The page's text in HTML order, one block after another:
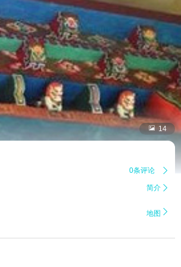
 14
0条评论 
简介 
地图 